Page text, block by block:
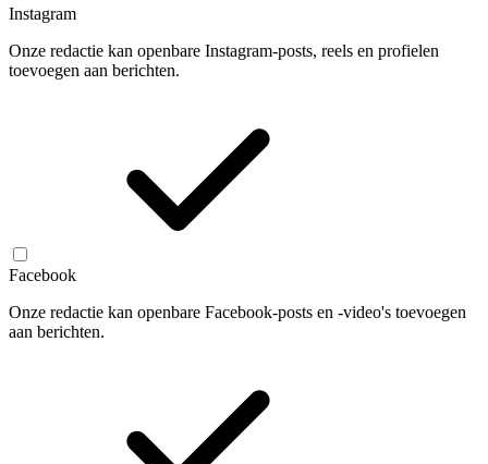
Instagram
Onze redactie kan openbare Instagram-posts, reels en profielen
toevoegen aan berichten.
Facebook
Onze redactie kan openbare Facebook-posts en -video's toevoegen
aan berichten.